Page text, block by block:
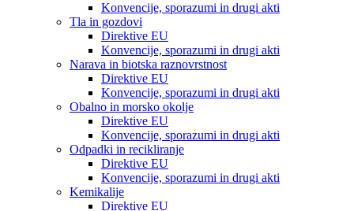
Konvencije, sporazumi in drugi akti
Tla in gozdovi
Direktive EU
Konvencije, sporazumi in drugi akti
Narava in biotska raznovrstnost
Direktive EU
Konvencije, sporazumi in drugi akti
Obalno in morsko okolje
Direktive EU
Konvencije, sporazumi in drugi akti
Odpadki in recikliranje
Direktive EU
Konvencije, sporazumi in drugi akti
Kemikalije
Direktive EU